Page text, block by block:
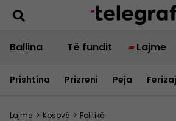
Ballina Të fundit Lajme
Prishtina Prizreni Peja Ferizaj
Lajme > Kosovë > Politikë